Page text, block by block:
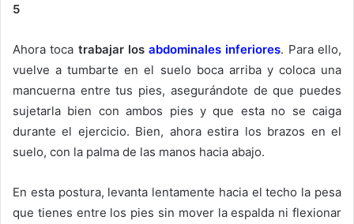
5
Ahora toca trabajar losabdominales inferiores. Para ello,
vuelve a tumbarte en el suelo boca arriba y coloca una
mancuerna entre tus pies, asegurándote de que puedes
sujetarla bien con ambos pies y que esta no se caiga
durante el ejercicio. Bien, ahora estira los brazos en el
suelo, con la palma de las manos hacia abajo.
En esta postura, levanta lentamente hacia el techo la pesa
que tienes entre los pies sin mover la espalda ni flexionar